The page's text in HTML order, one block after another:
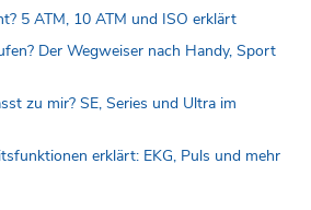
5 ATM, 10 ATM und ISO erklärt
Der Wegweiser nach Handy, Sport
zu mir? SE, Series und Ultra im
erklärt: EKG, Puls und mehr